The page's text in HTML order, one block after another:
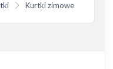
Kurtki zimowe